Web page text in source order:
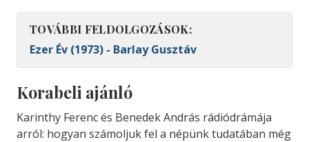
TOVÁBBI FELDOLGOZÁSOK:
Ezer Év (1973) - Barlay Gusztáv
Korabeli ajánló
Karinthy Ferenc és Benedek András rádiódrámája
arról: hogyan számoljuk fel a népünk tudatában még